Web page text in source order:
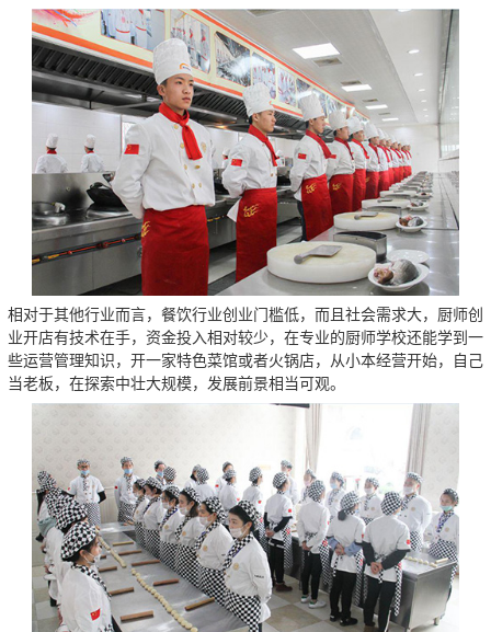
相对于其他行业而言，餐饮行业创业门槛低，而且社会需求大，厨师创
业开店有技术在手，资金投入相对较少，在专业的厨师学校还能学到一
些运营管理知识，开一家特色菜馆或者火锅店，从小本经营开始，自己
当老板，在探索中壮大规模，发展前景相当可观。